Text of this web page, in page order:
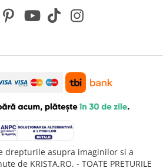
drepturile asupra imaginilor si a
de KRISTA.RO. - TOATE PRETURILE